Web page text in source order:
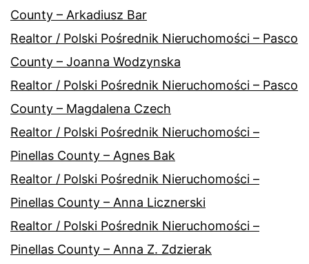
County – Arkadiusz Bar
Realtor / Polski Pośrednik Nieruchomości – Pasco
County – Joanna Wodzynska
Realtor / Polski Pośrednik Nieruchomości – Pasco
County – Magdalena Czech
Realtor / Polski Pośrednik Nieruchomości –
Pinellas County – Agnes Bak
Realtor / Polski Pośrednik Nieruchomości –
Pinellas County – Anna Licznerski
Realtor / Polski Pośrednik Nieruchomości –
Pinellas County – Anna Z. Zdzierak